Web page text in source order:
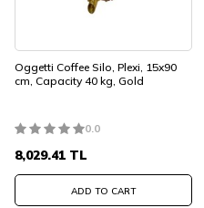
Oggetti Coffee Silo, Plexi, 15x90
cm, Capacity 40 kg, Gold
0.0
8,029.41 TL
ADD TO CART